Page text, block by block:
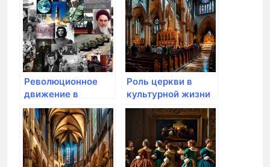
Революционное
движение в
Испании:
Гражданская
война 1936-1939
годов
Роль церкви в
культурной жизни
эпохи
Возрождения